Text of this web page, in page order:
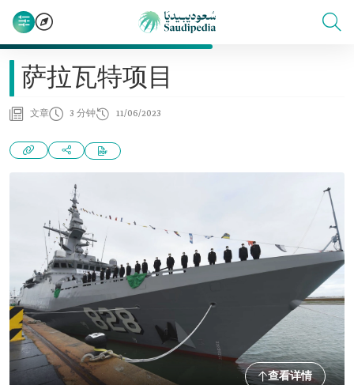
萨拉瓦特项目
文章 3 分钟 11/06/2023
查看详情